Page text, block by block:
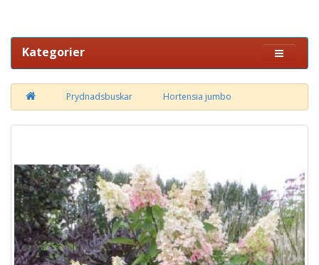
Kategorier
Prydnadsbuskar Hortensia jumbo